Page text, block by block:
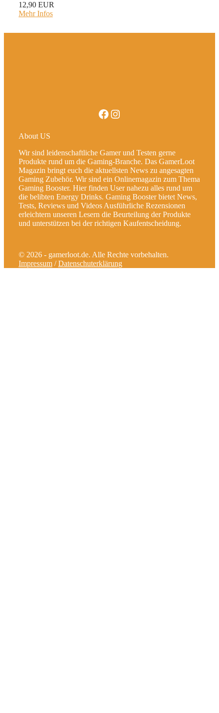
12,90 EUR
Mehr Infos
Facebook
Instagram
About US
Wir sind leidenschaftliche Gamer und Testen gerne
Produkte rund um die Gaming-Branche. Das GamerLoot
Magazin bringt euch die aktuellsten News zu angesagten
Gaming Zubehör. Wir sind ein Onlinemagazin zum Thema
Gaming Booster. Hier finden User nahezu alles rund um
die belibten Energy Drinks. Gaming Booster bietet News,
Tests, Reviews und Videos Ausführliche Rezensionen
erleichtern unseren Lesern die Beurteilung der Produkte
und unterstützen bei der richtigen Kaufentscheidung.
© 2026 - gamerloot.de. Alle Rechte vorbehalten.
Impressum /Datenschuterklärung